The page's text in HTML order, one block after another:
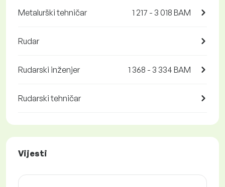
Metalurški tehničar 1 217 - 3 018 BAM
Rudar
Rudarski inženjer 1 368 - 3 334 BAM
Rudarski tehničar
Vijesti